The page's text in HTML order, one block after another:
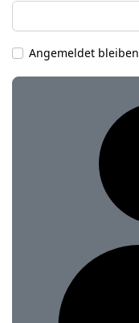
Angemeldet bleiben